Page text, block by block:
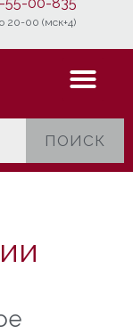
20-00 (мск+4)
ПОИСК